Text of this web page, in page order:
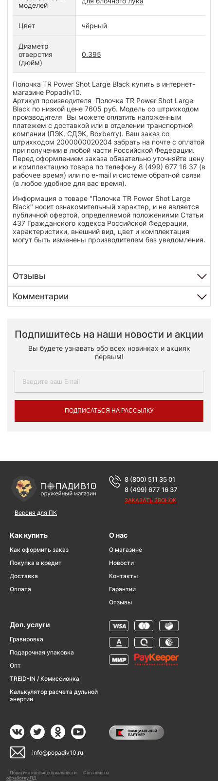
моделей
Цвет чёрный
Диаметр
отверстия
(дюйм)
0.395
Полочка TR Power Shot Large Black купить в интернет-
магазине Popadiv10.
Артикул производителя Полочка TR Power Shot Large
Black по низкой цене 7605 руб. Модель со штрихкодом
производителя Вы можете оплатить наложенным
платежем с доставкой или в отделении транспортной
компании (ПЭК, СДЭК, Boxberry). Ваш заказ со
штрихкодом 2000000020204 забрать на почте с оплатой
при получении в любой части Российской Федерации.
Перед оформлением заказа обязательно уточняйте цену
и комплектацию товара по телефону 8 (499) 677 16 37 (в
рабочее время) или по e-mail и системе обратной связи
(в любое удобное для вас время).
Информация о товаре "Полочка TR Power Shot Large
Black" носит ознакомительный характер, и не является
публичной офертой, определяемой положениями Статьи
437 Гражданского кодекса Российской Федерации,
характеристики, внешний вид, цвет и комплектация
могут быть изменены производителем без уведомления.
Отзывы
Комментарии
Подпишитесь на наши новости и акции
Вы будете узнавать обо всех новинках и акциях
первым!
ПОДПИСАТЬСЯ НА РАССЫЛКУ
Версия для ПК
8 (800) 511 35 01
8 (499) 677 16 37
ЗАКАЗАТЬ ЗВОНОК
Как купить
Как оформить заказ
Покупка в кредит
Доставка
Оплата
О нас
О магазине
Новости
Контакты
Гарантии
Отзывы
Доп. услуги
Гравировка
Подарочная упаковка
Опт
TREID-IN / Комиссионка
Калькулятор расчета дульной
энергии
info@popadiv10.ru
Политика конфиденциальности
Согласие на
обработку ПД